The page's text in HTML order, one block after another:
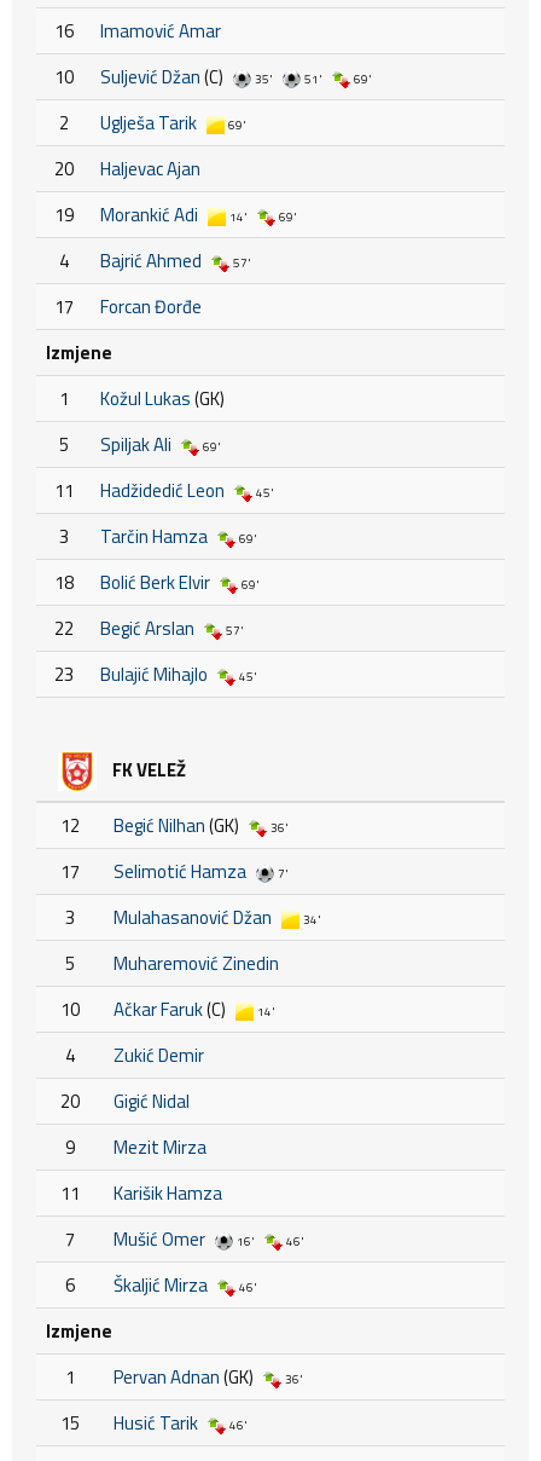
16
Imamović Amar
10
Suljević Džan(C) 35' 51' 69'
2 Uglješa Tarik 69'
20
Haljevac Ajan
19
Morankić Adi 14' 69'
4 Bajrić Ahmed 57'
17
Forcan Đorđe
Izmjene
1
Kožul Lukas(GK)
5
Spiljak Ali 69'
11 Hadžidedić Leon 45'
3 Tarčin Hamza 69'
18 Bolić Berk Elvir 69'
22 Begić Arslan 57'
23 Bulajić Mihajlo 45'
FK VELEŽ
12 Begić Nilhan(GK) 36'
17 Selimotić Hamza 7'
3 Mulahasanović Džan 34'
5
Muharemović Zinedin
10
Ačkar Faruk(C) 14'
4
Zukić Demir
20
Gigić Nidal
9
Mezit Mirza
11
Karišik Hamza
7
Mušić Omer 16' 46'
6 Škaljić Mirza 46'
Izmjene
1
Pervan Adnan(GK) 36'
15 Husić Tarik 46'